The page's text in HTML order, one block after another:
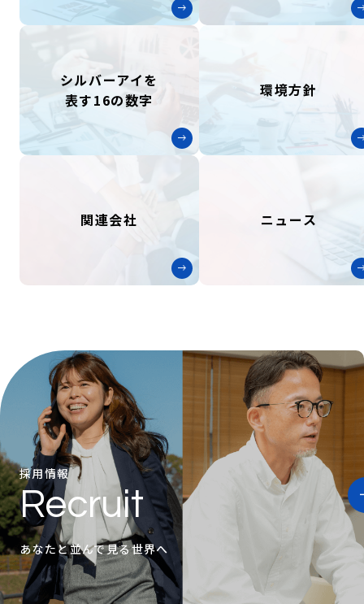
シルバーアイを
表す16の数字
環境方針
関連会社 ニュース
採用情報
Recruit
あなたと並んで見る世界へ